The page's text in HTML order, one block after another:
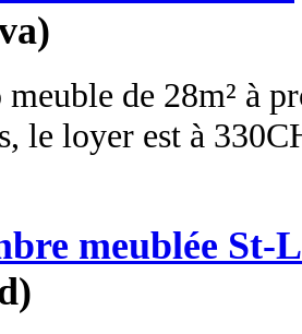
meuble de 28m² à
le loyer est à
meublée St-